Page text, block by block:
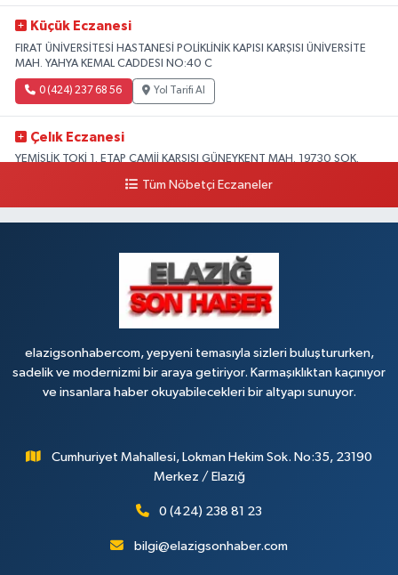
Küçük Eczanesi
FIRAT ÜNİVERSİTESİ HASTANESİ POLİKLİNİK KAPISI KARŞISI ÜNİVERSİTE
MAH. YAHYA KEMAL CADDESI NO:40 C
0 (424) 237 68 56 Yol Tarifi Al
Çelık Eczanesi
YEMİŞLİK TOKİ 1. ETAP CAMİİ KARŞISI GÜNEYKENT MAH. 19730 SOK.
(HOZAT GARAJI OPET KARŞISI) 1. HARPUT CAD. SARISALTIK SOK NO:7 1
Yol Tarifi Al
Tüm Nöbetçi Eczaneler
elazigsonhabercom, yepyeni temasıyla sizleri buluştururken,
sadelik ve modernizmi bir araya getiriyor. Karmaşıklıktan kaçınıyor
ve insanlara haber okuyabilecekleri bir altyapı sunuyor.
Cumhuriyet Mahallesi, Lokman Hekim Sok. No:35, 23190
Merkez / Elazığ
0 (424) 238 81 23
bilgi@elazigsonhaber.com